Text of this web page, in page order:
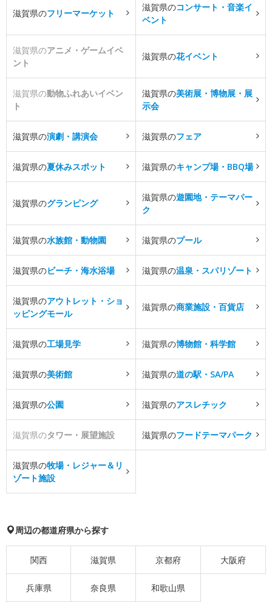
滋賀県のフリーマーケット
滋賀県のコンサート・音楽イ
ベント
滋賀県のアニメ・ゲームイベ
ント
滋賀県の花イベント
滋賀県の動物ふれあいイベン
ト
滋賀県の美術展・博物展・展
示会
滋賀県の演劇・講演会 滋賀県のフェア
滋賀県の夏休みスポット 滋賀県のキャンプ場・BBQ場
滋賀県のグランピング
滋賀県の遊園地・テーマパー
ク
滋賀県の水族館・動物園 滋賀県のプール
滋賀県のビーチ・海水浴場 滋賀県の温泉・スパリゾート
滋賀県のアウトレット・ショ
ッピングモール
滋賀県の商業施設・百貨店
滋賀県の工場見学 滋賀県の博物館・科学館
滋賀県の美術館 滋賀県の道の駅・SA/PA
滋賀県の公園 滋賀県のアスレチック
滋賀県のタワー・展望施設 滋賀県のフードテーマパーク
滋賀県の牧場・レジャー＆リ
ゾート施設
周辺の都道府県から探す
関西 滋賀県 京都府 大阪府
兵庫県 奈良県 和歌山県